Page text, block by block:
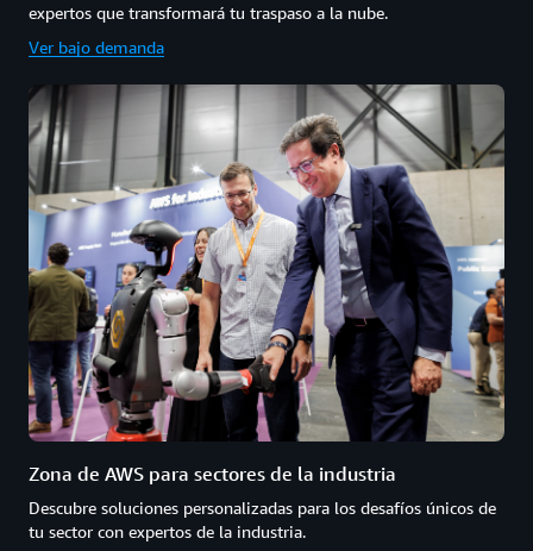
expertos que transformará tu traspaso a la nube.
Ver bajo demanda
Zona de AWS para sectores de la industria
Descubre soluciones personalizadas para los desafíos únicos de
tu sector con expertos de la industria.